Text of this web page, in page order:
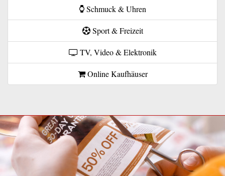
Schmuck & Uhren
Sport & Freizeit
TV, Video & Elektronik
Online Kaufhäuser